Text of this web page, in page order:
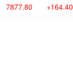
7877.80 +164.40